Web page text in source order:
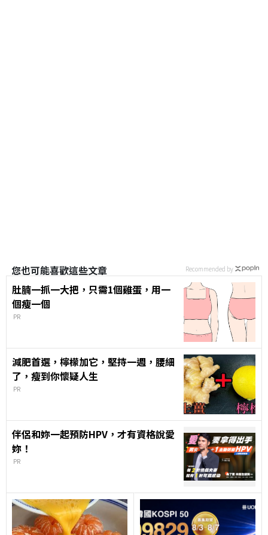
您也可能喜歡這些文章
肚腩一抓一大把，只需1個雞蛋，用一
個瘦一個
PR
減肥首選，檸檬加它，堅持一週，腰細
了，瘦到你懷疑人生
PR
伴侶和妳一起預防HPV，才有資格說愛
妳！
PR
Recommended by